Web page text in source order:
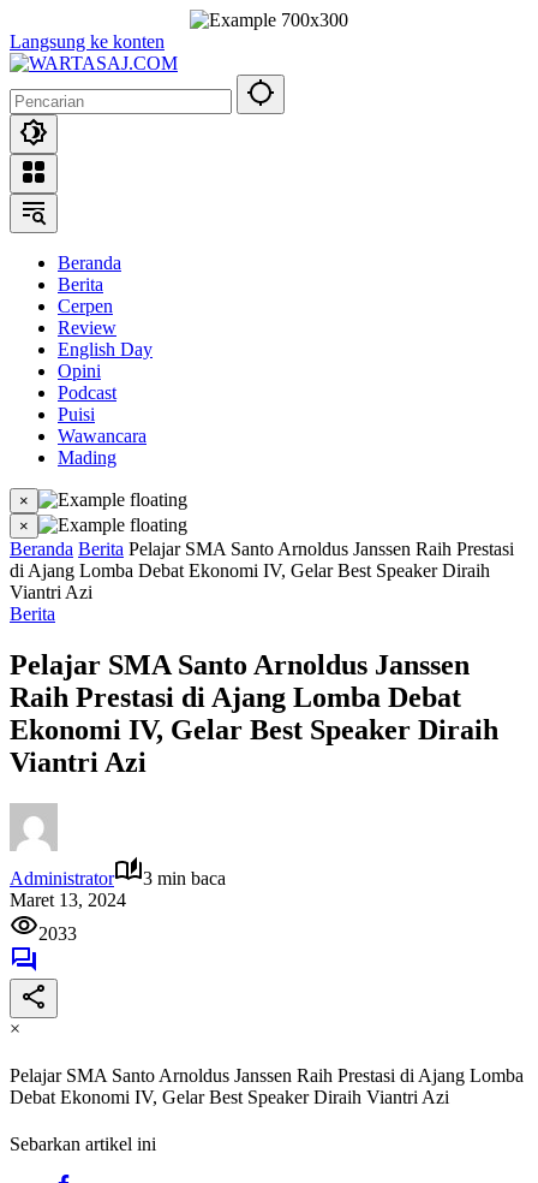
Langsung ke konten
Beranda
Berita
Cerpen
Review
English Day
Opini
Podcast
Puisi
Wawancara
Mading
×
×
Beranda Berita Pelajar SMA Santo Arnoldus Janssen Raih Prestasi
di Ajang Lomba Debat Ekonomi IV, Gelar Best Speaker Diraih
Viantri Azi
Berita
Pelajar SMA Santo Arnoldus Janssen
Raih Prestasi di Ajang Lomba Debat
Ekonomi IV, Gelar Best Speaker Diraih
Viantri Azi
Administrator
3 min baca
Maret 13, 2024
2033
×
Pelajar SMA Santo Arnoldus Janssen Raih Prestasi di Ajang Lomba
Debat Ekonomi IV, Gelar Best Speaker Diraih Viantri Azi
Sebarkan artikel ini